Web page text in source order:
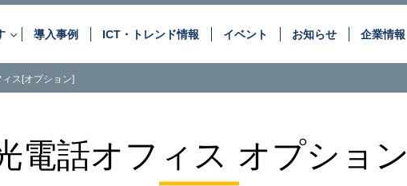
リティ アプリケーション クラウドサービス
セキュリティ対策
導入事例 ICT・トレンド情報 イベント お知らせ 企業情報
ス[オプション]
電話オフィス オプション